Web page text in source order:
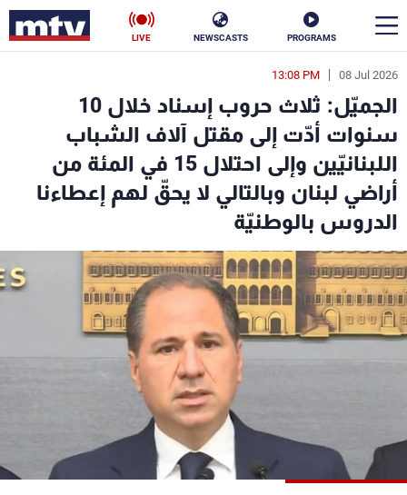
PROGRAMS
NEWSCASTS
LIVE
08 Jul 2026
13:08 PM
الجميّل: ثلاث حروب إسناد خلال 10
سنوات أدّت إلى مقتل آلاف الشباب
اللبنانيّين وإلى احتلال 15 في المئة من
أراضي لبنان وبالتالي لا يحقّ لهم إعطاءنا
الدروس بالوطنيّة
en
الأخبار
سياسة ناس
إقتصاد فن
منوعات رياضة
كأس العالم
الترددات